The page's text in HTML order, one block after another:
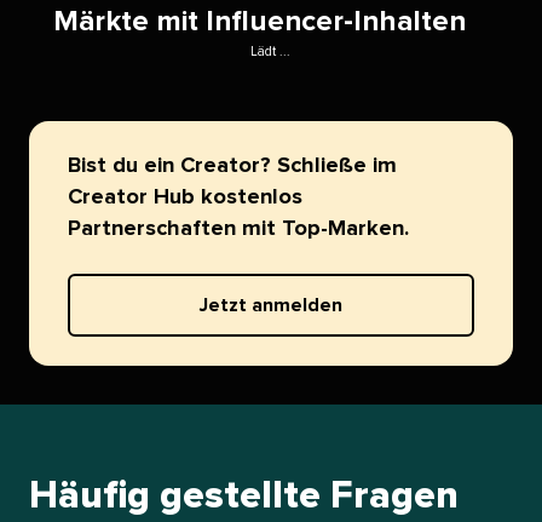
Märkte mit Influencer-Inhalten​​
Lädt ...​​
Bist du ein Creator? Schließe im
Creator Hub kostenlos
Partnerschaften mit Top-Marken.​​
Jetzt anmelden​​
Häufig gestellte Fragen​​